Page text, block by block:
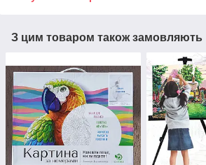
З цим товаром також замовляють